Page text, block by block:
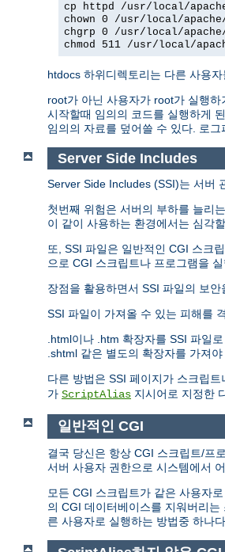
cp httpd /usr/local/
chown 0 /usr/local/
chgrp 0 /usr/local/
chmod 511 /usr/local/
htdocs 하위디렉토리는 다른 사용
root가 아닌 사용자가 root가 실행
시작할때 임의의 코드를 실행하게
임의의 자료를 덮어쓸 수 있다. 로
Server Side Includes
Server Side Includes (SSI)는 서버
첫번째 위험은 서버의 부하를 늘리
이 같이 사용하는 환경에서는 심각
또, SSI 파일은 일반적인 CGI 스크
으로 CGI 스크립트나 프로그램을
장점을 활용하면서 SSI 파일의 보
SSI 파일이 가져올 수 있는 피해를
.html이나 .htm 확장자를 SSI 파일
.shtml 같은 별도의 확장자를 가져
다른 방법은 SSI 페이지가 스크립
가 ScriptAlias 지시어로 지정한
일반적인 CGI
결국 당신은 항상 CGI 스크립트/프
서버 사용자 권한으로 시스템에서
모든 CGI 스크립트가 같은 사용자
의 CGI 데이터베이스를 지워버리
른 사용자로 실행하는 방법중 하나